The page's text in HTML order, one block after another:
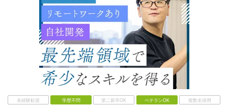
未経験歓迎 学歴不問 第二新卒OK ベテランOK 複数名採用